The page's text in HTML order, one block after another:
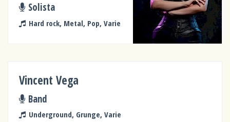
Solista
Hard rock, Metal, Pop, Varie
Vincent Vega
Band
Underground, Grunge, Varie